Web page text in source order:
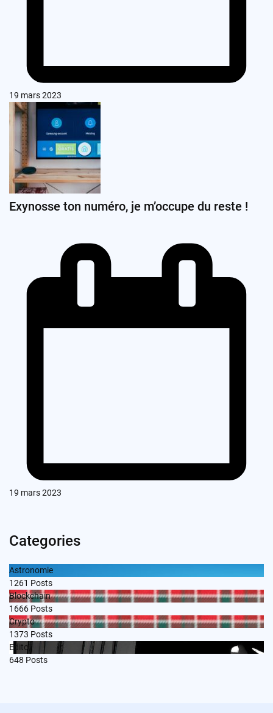
19 mars 2023
Exynosse ton numéro, je m’occupe du reste !
19 mars 2023
Categories
Astronomie
1261 Posts
Blockchain
1666 Posts
Crypto
1373 Posts
Edito
648 Posts